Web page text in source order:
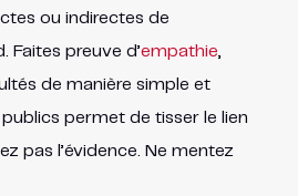
ou indirectes de
Faites preuve d’empathie,
de manière simple et
publics permet de tisser le lien
pas l’évidence. Ne mentez